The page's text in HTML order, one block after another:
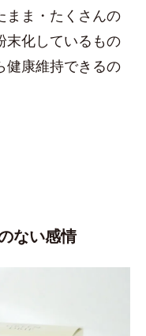
まま・たくさんの
末化しているもの
健康維持できるの
ない感情